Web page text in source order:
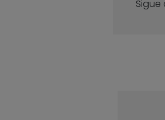
Sigue